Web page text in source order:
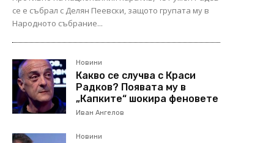
се е събрал с Делян Пеевски, защото групата му в
Народното събрание...
Новини
Какво се случва с Краси
Радков? Появата му в
„Капките“ шокира феновете
Иван Ангелов
Новини